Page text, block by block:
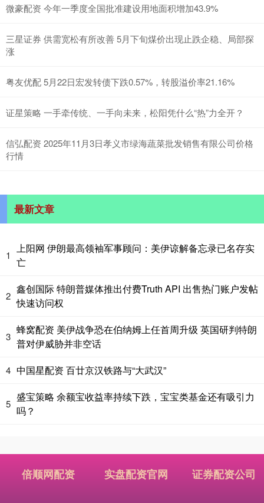
微豪配资 今年一季度全国批准建设用地面积增加43.9%
三星证券 供需宽松有所改善 5月下旬煤价出现止跌企稳、局部探
涨
粤友优配 5月22日宏发转债下跌0.57%，转股溢价率21.16%
证星策略 一手牵传统、一手向未来，松阳凭什么“热”力全开？
信弘配资 2025年11月3日孝义市绿海蔬菜批发销售有限公司价格
行情
最新文章
1
上阳网 伊朗最高领袖军事顾问：美伊谅解备忘录已名存实
亡
2
鑫创国际 特朗普媒体推出付费Truth API 出售热门账户发帖
快速访问权
3
蜂窝配资 美伊战争恐在伯纳姆上任首周升级 英国研判特朗
普对伊威胁并非空话
4 中国星配资 百廿京汉铁路与“大武汉”
5
盛宝策略 余额宝收益率持续下跌，宝宝类基金还有吸引力
吗？
倍顺网配资 实盘配资官网 证券配资公司